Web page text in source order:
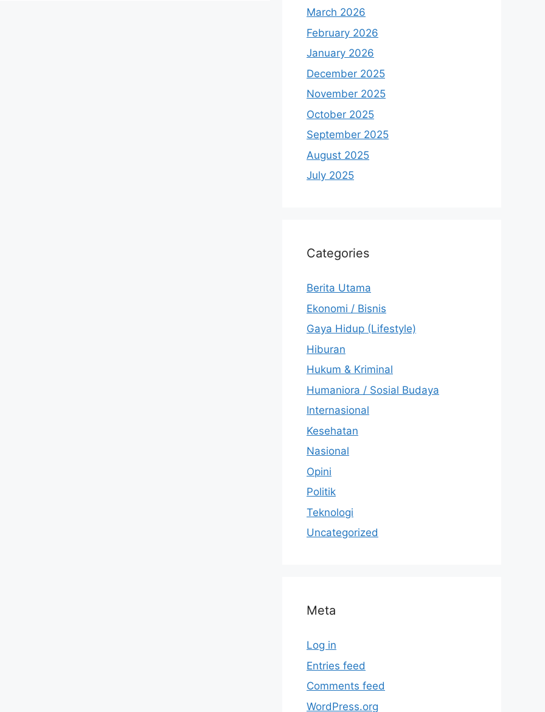
March 2026
February 2026
January 2026
December 2025
November 2025
October 2025
September 2025
August 2025
July 2025
Categories
Berita Utama
Ekonomi / Bisnis
Gaya Hidup (Lifestyle)
Hiburan
Hukum & Kriminal
Humaniora / Sosial Budaya
Internasional
Kesehatan
Nasional
Opini
Politik
Teknologi
Uncategorized
Meta
Log in
Entries feed
Comments feed
WordPress.org